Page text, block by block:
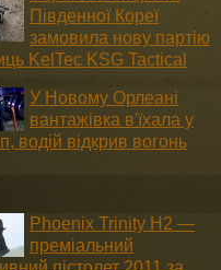
Південної Кореї
замовила нову партію
KelTec KSG Tactical
У Новому Орлеані
вантажівка в'їхала у
водій відкрив вогонь
Phoenix Trinity H2 —
преміальний